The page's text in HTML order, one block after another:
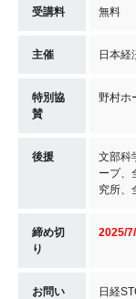
受講料 無料
主催 日本経
特別協
賛
野村ホ
後援
文部科
ープ、
究所、
締め切
り
2025/7/
お問い
日経